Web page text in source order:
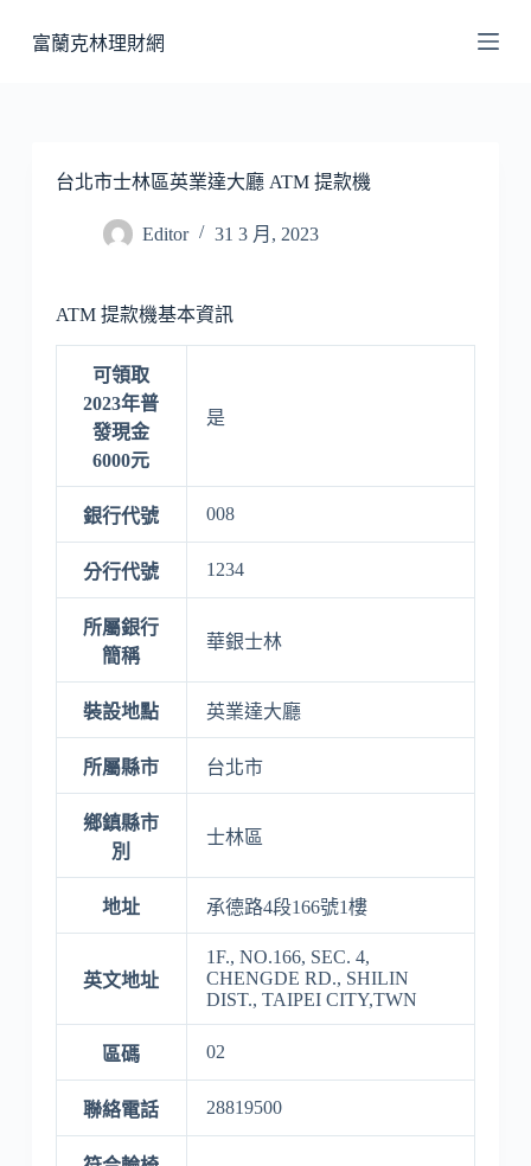
至
富蘭克林理財網
台北市士林區英業達大廳 ATM 提款機
Editor 31 3 月, 2023
ATM 提款機基本資訊
可領取
2023年普
發現金
6000元
是
銀行代號 008
分行代號 1234
所屬銀行
簡稱
華銀士林
裝設地點 英業達大廳
所屬縣市 台北市
鄉鎮縣市
別
士林區
地址 承德路4段166號1樓
英文地址
1F., NO.166, SEC. 4,
CHENGDE RD., SHILIN
DIST., TAIPEI CITY,TWN
區碼 02
聯絡電話 28819500